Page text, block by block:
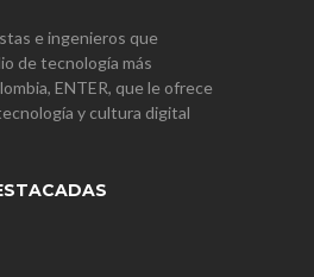
e ingenieros que
de tecnología más
ENTER, que le ofrece
y cultura digital